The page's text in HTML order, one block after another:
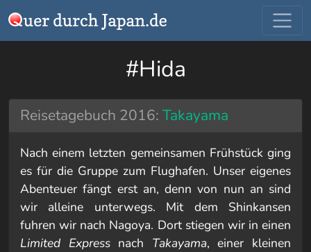
#Hida
Reisetagebuch 2016: Takayama
Nach einem letzten gemeinsamen Frühstück ging
es für die Gruppe zum Flughafen. Unser eigenes
Abenteuer fängt erst an, denn von nun an sind
wir alleine unterwegs. Mit dem Shinkansen
fuhren wir nach Nagoya. Dort stiegen wir in einen
Limited Expressnach Takayama, einer kleinen